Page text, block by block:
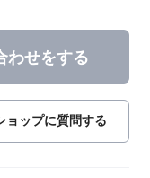
わせをする
ョップに質問する